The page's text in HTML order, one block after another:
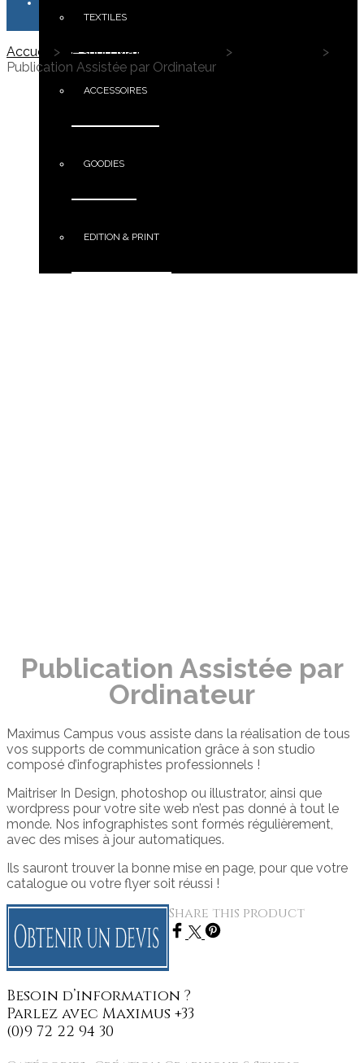
TEXTILES
ACCESSOIRES
GOODIES
EDITION & PRINT
Accueil > Le shop Maximus Campus >
>
Publication Assistée par Ordinateur
Publication Assistée par
Ordinateur
Maximus Campus vous assiste dans la réalisation de tous
vos supports de communication grâce à son studio
composé d’infographistes professionnels !
Maitriser In Design, photoshop ou illustrator, ainsi que
wordpress pour votre site web n’est pas donné à tout le
monde. Nos infographistes sont formés régulièrement,
avec des mises à jour automatiques.
Ils sauront trouver la bonne mise en page, pour que votre
catalogue ou votre flyer soit réussi !
Share this product